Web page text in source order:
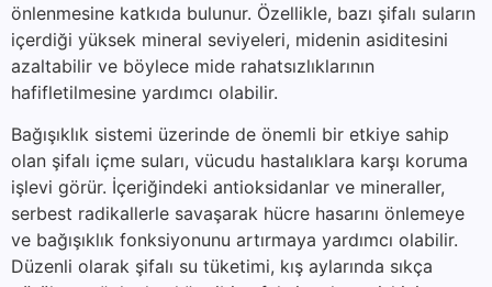
önlenmesine katkıda bulunur. Özellikle, bazı şifalı suların
içerdiği yüksek mineral seviyeleri, midenin asiditesini
azaltabilir ve böylece mide rahatsızlıklarının
hafifletilmesine yardımcı olabilir.
Bağışıklık sistemi üzerinde de önemli bir etkiye sahip
olan şifalı içme suları, vücudu hastalıklara karşı koruma
işlevi görür. İçeriğindeki antioksidanlar ve mineraller,
serbest radikallerle savaşarak hücre hasarını önlemeye
ve bağışıklık fonksiyonunu artırmaya yardımcı olabilir.
Düzenli olarak şifalı su tüketimi, kış aylarında sıkça